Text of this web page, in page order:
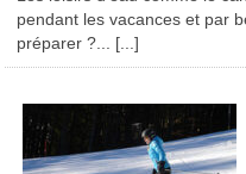
pendant les vacances et par
préparer ?... [...]